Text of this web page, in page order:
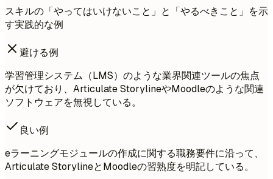
スキルの「やってはいけないこと」と「やるべきこと」を示
す実践的な例
避ける例
学習管理システム（LMS）のような業界関連ツールの焦点
が欠けており、Articulate StorylineやMoodleのような関連
ソフトウェアを無視している。
良い例
eラーニングモジュールの作成に関する職務要件に沿って、
Articulate StorylineとMoodleの習熟度を明記している。